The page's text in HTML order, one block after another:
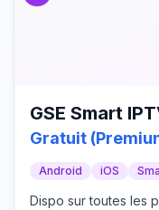
GSE Smart
Gratuit
Android iOS
Dispo sur toutes les